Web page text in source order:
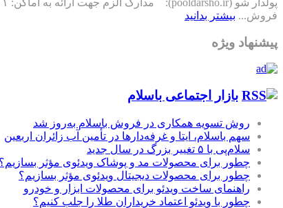
فروش... بیشتر بدانید
پیشنهاد ویژه
بازار اجتماعی باسلام
روش تسویه همکاری در فروش باسلام به‌روز شد
سهم باسلام، ایتا و غرفه‌دارها در تأمین آب زائران اربعین
سلام‌پی با ۵ تغییر بزرگ در سال جدید
چطور برای محصولات مد و پوشاک ویدئوی مؤثر بسازیم؟
چطور برای محصولات دیجیتال ویدئوی مؤثر بسازیم؟
راهنمای ساخت ویدئو برای محصولات ابزار و خودرو
چطور با ویدئو اعتماد خریداران طلا را جلب کنیم؟